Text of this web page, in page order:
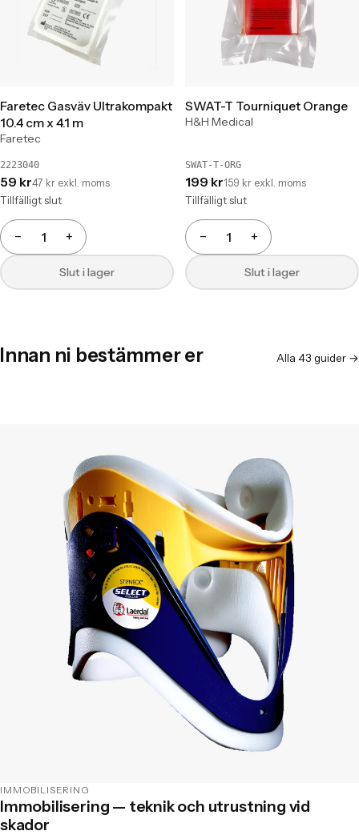
Faretec Gasväv Ultrakompakt
10.4 cm x 4.1 m
Faretec
2223040
59 kr47 kr exkl. moms
Tillfälligt slut
−
Antal +
Slut i lager
SWAT-T Tourniquet Orange
H&H Medical
SWAT-T-ORG
199 kr159 kr exkl. moms
Tillfälligt slut
−
Antal +
Slut i lager
Innan ni bestämmer er Alla 43 guider →
IMMOBILISERING
Immobilisering — teknik och utrustning vid
skador